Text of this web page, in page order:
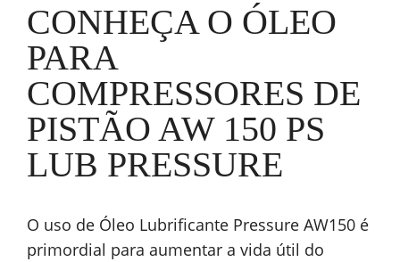
CONHEÇA O ÓLEO
PARA
COMPRESSORES DE
PISTÃO AW 150 PS
LUB PRESSURE
O uso de Óleo Lubrificante Pressure AW150 é
primordial para aumentar a vida útil do